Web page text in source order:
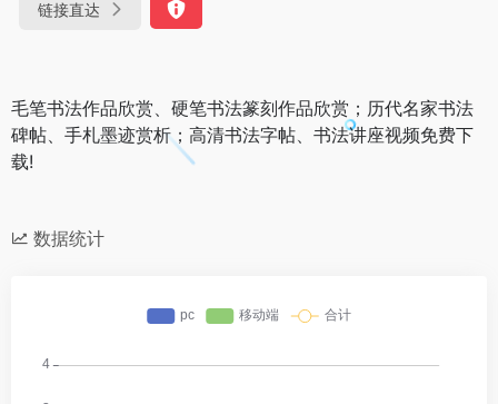
链接直达
毛笔书法作品欣赏、硬笔书法篆刻作品欣赏；历代名家书法
碑帖、手札墨迹赏析；高清书法字帖、书法讲座视频免费下
载!
数据统计